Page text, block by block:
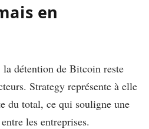
en
détention de Bitcoin reste
Strategy représente à elle
du total, ce qui souligne une
les entreprises.